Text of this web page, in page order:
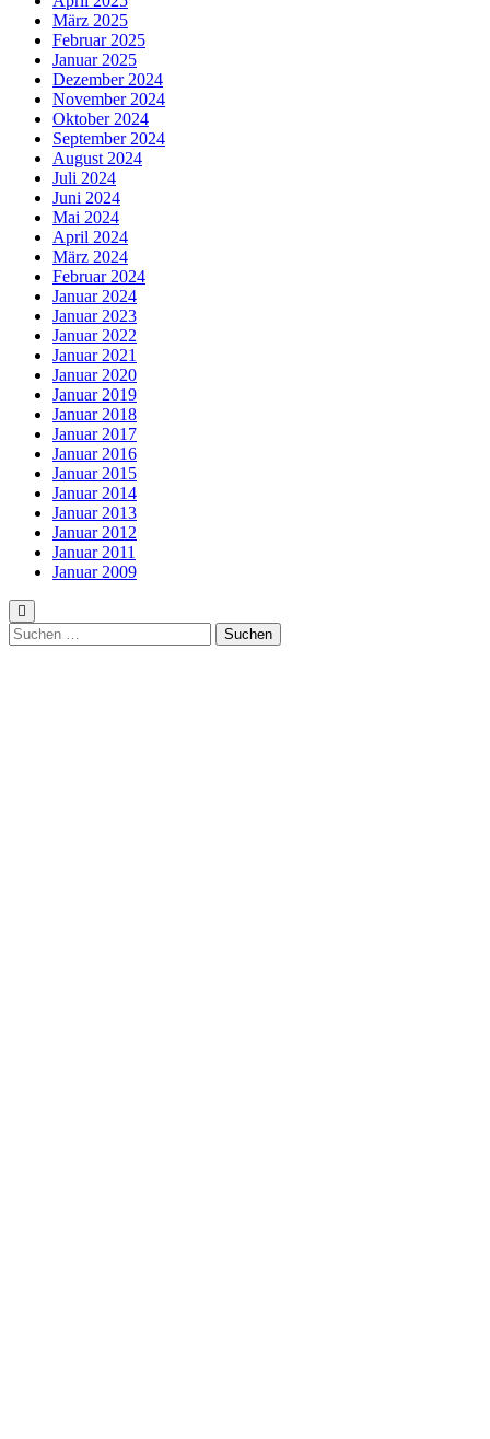
März 2025
Februar 2025
Januar 2025
Dezember 2024
November 2024
Oktober 2024
September 2024
August 2024
Juli 2024
Juni 2024
Mai 2024
April 2024
März 2024
Februar 2024
Januar 2024
Januar 2023
Januar 2022
Januar 2021
Januar 2020
Januar 2019
Januar 2018
Januar 2017
Januar 2016
Januar 2015
Januar 2014
Januar 2013
Januar 2012
Januar 2011
Januar 2009
Suchen
nach: